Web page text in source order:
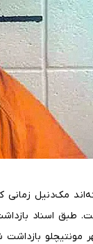
مک‌دنیل
طبق اسناد
بازداشت